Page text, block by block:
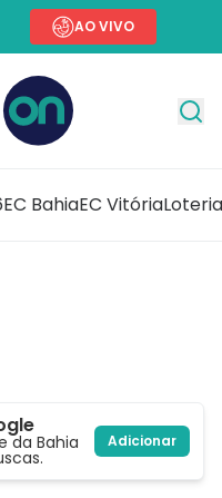
AO VIVO
EC BahiaEC Vitória
da Bahia Adicionar